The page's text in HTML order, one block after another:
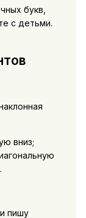
букв,
с детьми.
вниз;
пишу